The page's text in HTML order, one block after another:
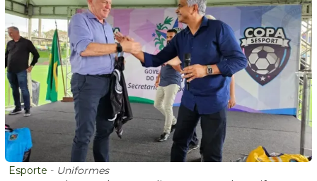
Esporte - Uniformes